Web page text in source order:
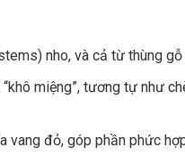
nho, và cả từ thùng
miệng”, tương tự như
vang đỏ, góp phần phức